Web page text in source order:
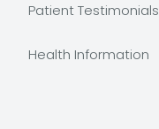
Patient Testimonials
Health Information